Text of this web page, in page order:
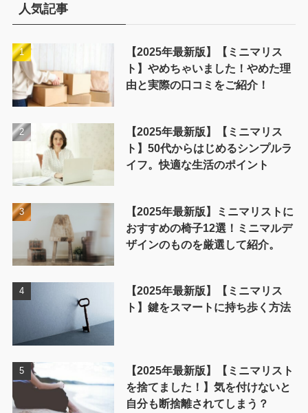
ー人気記事
【2025年最新版】【ミニマリス
ト】やめちゃいました！やめた理
由と実際の口コミをご紹介！
【2025年最新版】【ミニマリス
ト】50代からはじめるシンプルラ
イフ。快適な生活のポイント
【2025年最新版】ミニマリストに
おすすめの椅子12選！ミニマルデ
ザインのものを厳選して紹介。
【2025年最新版】【ミニマリス
ト】鍵をスマートに持ち歩く方法
【2025年最新版】【ミニマリスト
を捨てました！】気を付けないと
自分も断捨離されてしまう？